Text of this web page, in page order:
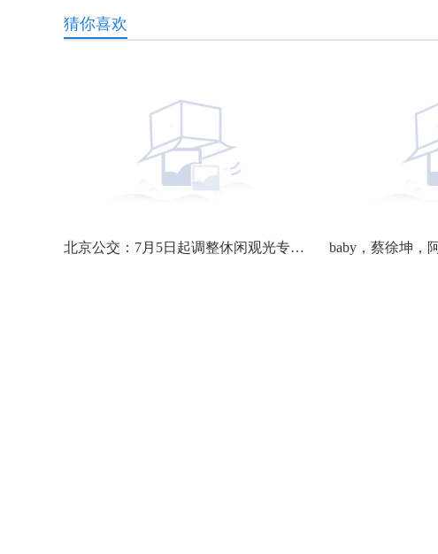
猜你喜欢
北京公交：7月5日起调整休闲观光专线5营业时间 当前讯息